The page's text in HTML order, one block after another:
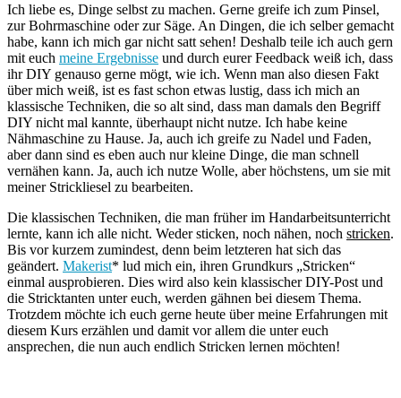
Ich liebe es, Dinge selbst zu machen. Gerne greife ich zum Pinsel,
zur Bohrmaschine oder zur Säge. An Dingen, die ich selber gemacht
habe, kann ich mich gar nicht satt sehen! Deshalb teile ich auch gern
mit euch meine Ergebnisse und durch eurer Feedback weiß ich, dass
ihr DIY genauso gerne mögt, wie ich. Wenn man also diesen Fakt
über mich weiß, ist es fast schon etwas lustig, dass ich mich an
klassische Techniken, die so alt sind, dass man damals den Begriff
DIY nicht mal kannte, überhaupt nicht nutze. Ich habe keine
Nähmaschine zu Hause. Ja, auch ich greife zu Nadel und Faden,
aber dann sind es eben auch nur kleine Dinge, die man schnell
vernähen kann. Ja, auch ich nutze Wolle, aber höchstens, um sie mit
meiner Strickliesel zu bearbeiten.
Die klassischen Techniken, die man früher im Handarbeitsunterricht
lernte, kann ich alle nicht. Weder sticken, noch nähen, noch stricken.
Bis vor kurzem zumindest, denn beim letzteren hat sich das
geändert. Makerist* lud mich ein, ihren Grundkurs „Stricken“
einmal ausprobieren. Dies wird also kein klassischer DIY-Post und
die Stricktanten unter euch, werden gähnen bei diesem Thema.
Trotzdem möchte ich euch gerne heute über meine Erfahrungen mit
diesem Kurs erzählen und damit vor allem die unter euch
ansprechen, die nun auch endlich Stricken lernen möchten!